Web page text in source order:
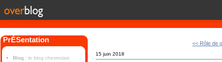
PrÉSentation
Blog : le blog chestrolais
<< Rôle de
15 juin 2018